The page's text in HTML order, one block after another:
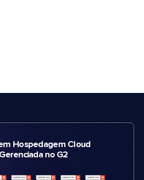
Hospedagem Cloud
Gerenciada no G2